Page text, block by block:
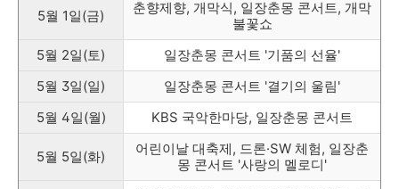
5월 1일(금)
춘향제향, 개막식, 일장춘몽 콘서트, 개막
불꽃쇼
5월 2일(토)
일장춘몽 콘서트 '기품의 선율'
5월 3일(일)
일장춘몽 콘서트 '결기의 울림'
5월 4일(월)
KBS 국악한마당, 일장춘몽 콘서트
5월 5일(화)
어린이날 대축제, 드론·SW 체험, 일장춘
몽 콘서트 '사랑의 멜로디'